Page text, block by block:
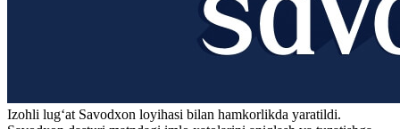
Izohli lugʻat Savodxon loyihasi bilan hamkorlikda yaratildi.